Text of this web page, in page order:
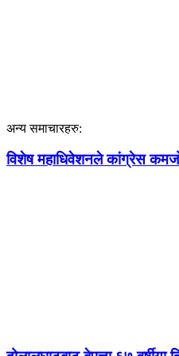
अन्य समाचारहरु:
विशेष महाधिवेशनले कांग्रेस